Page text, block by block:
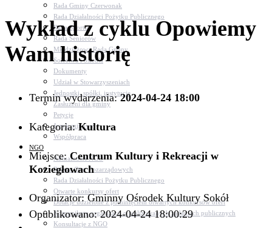
Rada Gminy Czerwonak
Rada Działalności Pożytku Publicznego
Rada Sportu
Rada Seniorów
Młodzieżowa Rada Gminy
Sołectwa i osiedla
Dokumenty
Udział w Stowarzyszeniach
Jednostki, spółki, instytucje
Zasłużeni dla gminy
Petycje
Język migowy
Współpraca
NGO
Aktualności NGO
Rejestr Org. Pozarządowych
Rada Działalności Pożytku Publicznego
Otwarte konkursy ofert
Dotacje udzielone z pominięciem otwartych konkursów ofert
Komunikaty organizacji o realizowanych zadaniach publicznych
Konsultacje z NGO
Wykład z cyklu Opowiemy
Wam historię
Termin wydarzenia:2024-04-24 18:00
Kategoria:Kultura
Miejsce:Centrum Kultury i Rekreacji w
Koziegłowach
Organizator: Gminny Ośrodek Kultury Sokół
Opublikowano: 2024-04-24 18:00:29